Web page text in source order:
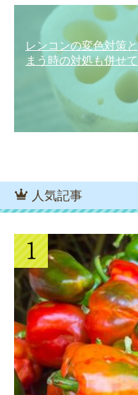
レンコンの変色対策
まう時の対処も併せて
人気記事